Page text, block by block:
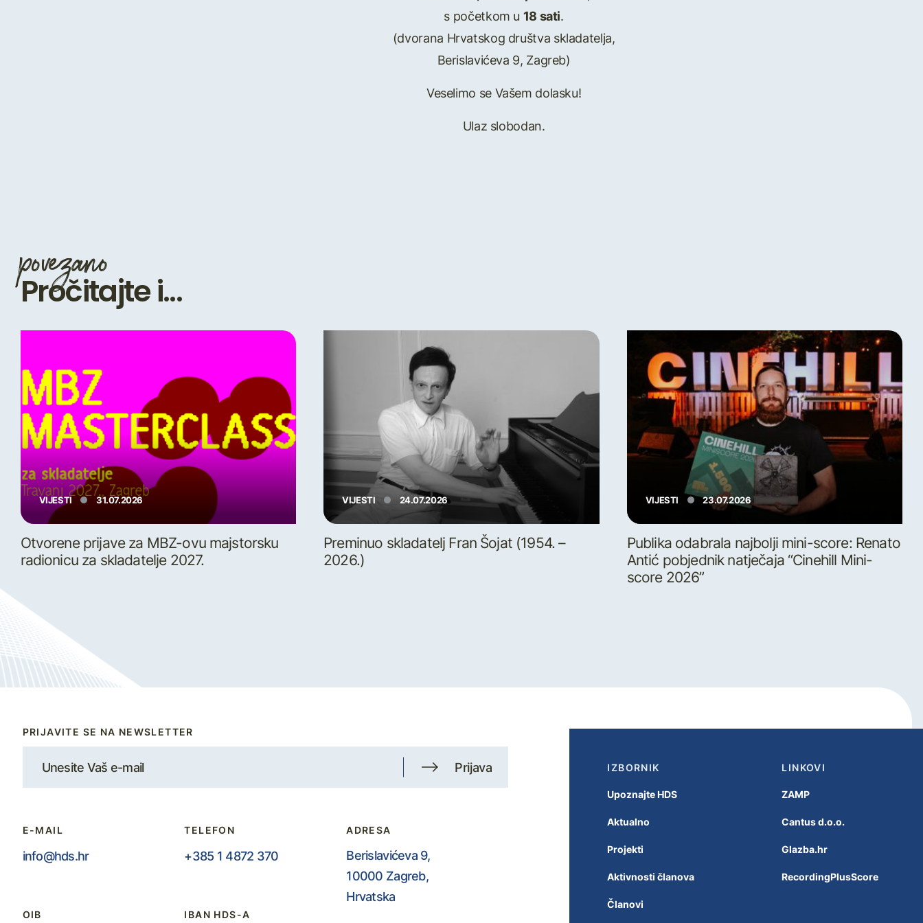
s početkom u 18 sati.
(dvorana Hrvatskog društva skladatelja,
Berislavićeva 9, Zagreb)
Veselimo se Vašem dolasku!
Ulaz slobodan.
povezano
Pročitajte i...
VIJESTI 31.07.2026
Otvorene prijave za MBZ-ovu majstorsku
radionicu za skladatelje 2027.
VIJESTI 24.07.2026
Preminuo skladatelj Fran Šojat (1954. –
2026.)
VIJESTI 23.07.2026
Publika odabrala najbolji mini-score: Renato
Antić pobjednik natječaja “Cinehill Mini-
score 2026”
PRIJAVITE SE NA NEWSLETTER
Prijava
E-MAIL
info@hds.hr
TELEFON
+385 1 4872 370
ADRESA
Berislavićeva 9,
10000 Zagreb,
Hrvatska
OIB IBAN HDS-A
IZBORNIK
Upoznajte HDS
Aktualno
Projekti
Aktivnosti članova
Članovi
LINKOVI
ZAMP
Cantus d.o.o.
Glazba.hr
RecordingPlusScore